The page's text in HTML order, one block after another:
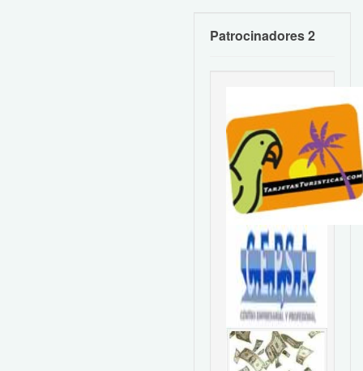
Patrocinadores 2